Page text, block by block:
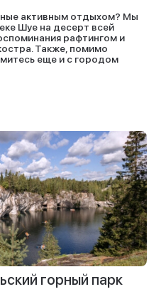
активным отдыхом? Мы
Шуе на десерт всей
рафтингом и
Также, помимо
еще и с городом
горный парк